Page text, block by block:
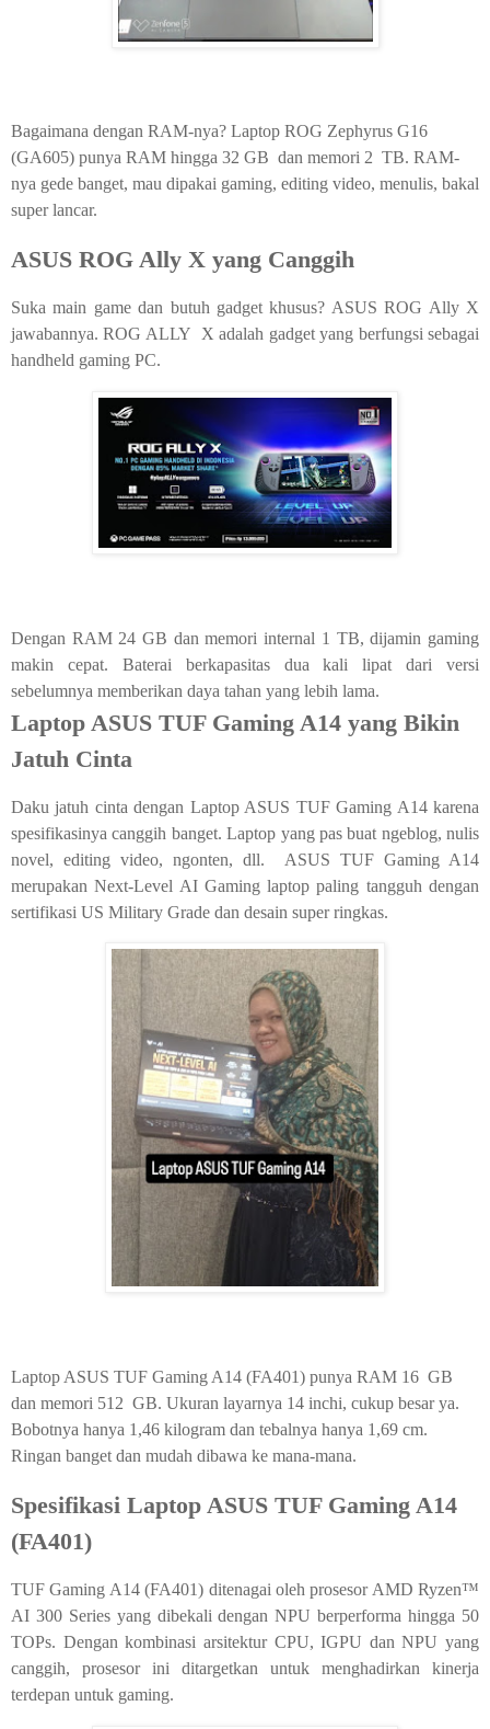
Bagaimana dengan RAM-nya? Laptop ROG Zephyrus G16
(GA605) punya RAM hingga 32 GB dan memori 2 TB. RAM-
nya gede banget, mau dipakai gaming, editing video, menulis, bakal
super lancar.
ASUS ROG Ally X yang Canggih
Suka main game dan butuh gadget khusus? ASUS ROG Ally X
jawabannya. ROG ALLY X adalah gadget yang berfungsi sebagai
handheld gaming PC.
Dengan RAM 24 GB dan memori internal 1 TB, dijamin gaming
makin cepat. Baterai berkapasitas dua kali lipat dari versi
sebelumnya memberikan daya tahan yang lebih lama.
Laptop ASUS TUF Gaming A14 yang Bikin
Jatuh Cinta
Daku jatuh cinta dengan Laptop ASUS TUF Gaming A14 karena
spesifikasinya canggih banget. Laptop yang pas buat ngeblog, nulis
novel, editing video, ngonten, dll. ASUS TUF Gaming A14
merupakanNext-Level AI Gaming laptop paling tangguh dengan
sertifikasi US Military Grade dan desain super ringkas.
Laptop ASUS TUF Gaming A14 (FA401) punya RAM 16 GB
dan memori 512 GB. Ukuran layarnya 14 inchi, cukup besar ya.
Bobotnya hanya 1,46 kilogram dan tebalnya hanya 1,69 cm.
Ringan banget dan mudah dibawa ke mana-mana.
Spesifikasi Laptop ASUS TUF Gaming A14
(FA401)
TUF Gaming A14 (FA401) ditenagai oleh prosesor AMD Ryzen™
AI 300 Series yang dibekali dengan NPU berperforma hingga 50
TOPs. Dengan kombinasi arsitektur CPU, IGPU dan NPU yang
canggih, prosesor ini ditargetkan untuk menghadirkan kinerja
terdepan untuk gaming.